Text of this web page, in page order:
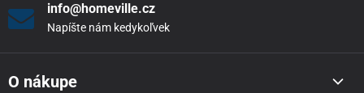
info@homeville.cz
Napíšte nám kedykoľvek
O nákupe